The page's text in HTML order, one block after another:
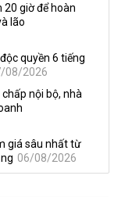
giờ để hoàn
lão
quyền 6 tiếng
08/2026
chấp nội bộ, nhà
giá sâu nhất từ
06/08/2026